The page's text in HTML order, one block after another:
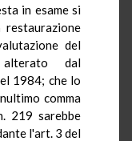
in esame si
restaurazione
del
alterato dal
1984; che lo
comma
219 sarebbe
l'art. 3 del